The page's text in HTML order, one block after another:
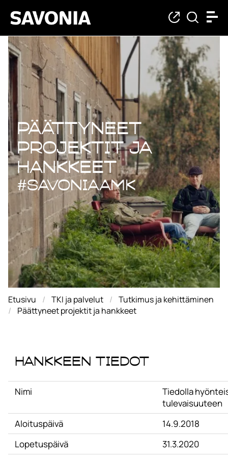
Päättyneet
Päättyneet
projektit ja
hankkeet
#savoniaAMK
Etusivu TKI ja palvelut
Tutkimus ja kehittäminen
Päättyneet projektit ja hankkeet
Hankkeen tiedot
Nimi
Tiedolla
tulevaisuuteen
Aloituspäivä
14.9.2018
Lopetuspäivä
31.3.2020